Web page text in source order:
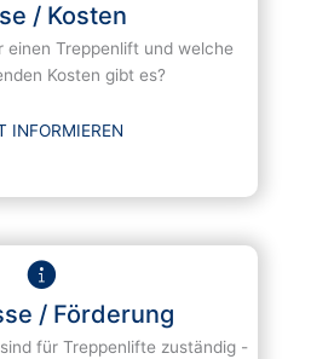
/ Kosten
einen Treppenlift und welche
Kosten gibt es?
INFORMIEREN
/ Förderung
für Treppenlifte zuständig -